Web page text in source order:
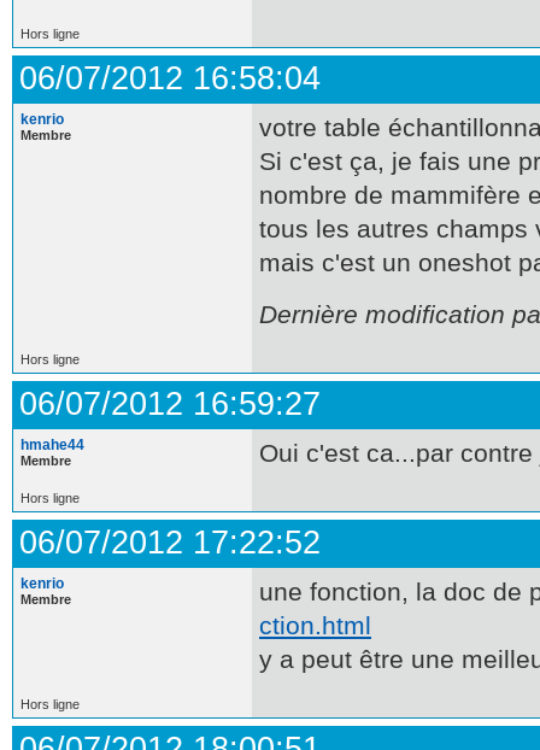
Hors ligne
06/07/2012 16:58:04
kenrio
Membre
votre table
Si c'est ça, je fais une
nombre de mammifère
tous les autres champs
mais c'est un oneshot
Dernière modification
Hors ligne
06/07/2012 16:59:27
hmahe44
Membre Oui c'est ca...par
Hors ligne
06/07/2012 17:22:52
kenrio
Membre
une fonction, la doc de
ction.html
y a peut être une
Hors ligne